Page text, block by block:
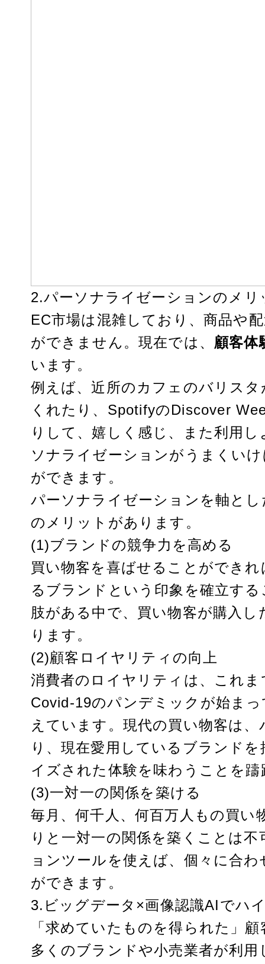
2.パーソナライゼーションのメリ
EC市場は混雑しており、商品や
ができません。現在では、 顧客体
います。
例えば、近所のカフェのバリス
くれたり、SpotifyのDiscover
りして、嬉しく感じ、また利用
ソナライゼーションがうまくい
ができます。
パーソナライゼーションを軸と
のメリットがあります。
(1)ブランドの競争力を高める
買い物客を喜ばせることができ
るブランドという印象を確立す
肢がある中で、買い物客が購入
ります。
(2)顧客ロイヤリティの向上
消費者のロイヤリティは、これ
Covid-19のパンデミックが始ま
えています。現代の買い物客は
り、現在愛用しているブランド
イズされた体験を味わうことを
(3)一対一の関係を築ける
毎月、何千人、何百万人もの買
りと一対一の関係を築くことは
ョンツールを使えば、個々に合
ができます。
3.ビッグデータ×画像認識AIでハ
「求めていたものを得られた」
多くのブランドや小売業者が利